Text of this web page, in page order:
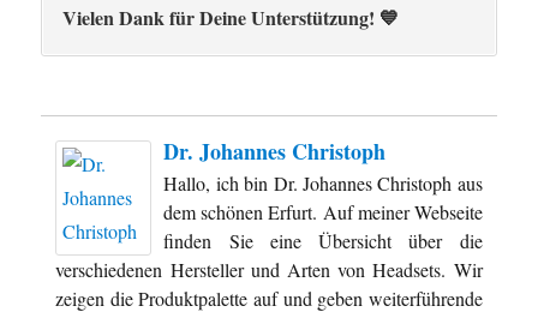
Vielen Dank für Deine Unterstützung! 💙
Dr. Johannes Christoph
Hallo, ich bin Dr. Johannes Christoph aus
dem schönen Erfurt. Auf meiner Webseite
finden Sie eine Übersicht über die
verschiedenen Hersteller und Arten von Headsets. Wir
zeigen die Produktpalette auf und geben weiterführende